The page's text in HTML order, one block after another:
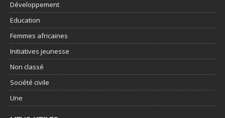
Développement
Education
Femmes africaines
Initiatives jeunesse
Non classé
Société civile
Une